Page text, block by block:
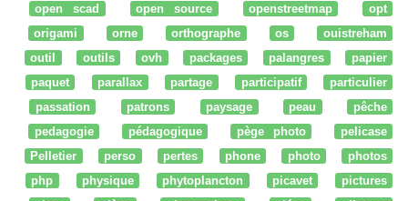
open scad
open source openstreetmap
opt
origami
orne orthographe os
ouistreham
outil
outils ovh packages palangres
papier
paquet
parallax partage participatif
particulier
passation
patrons paysage peau
pêche
pedagogie
pédagogique pège photo
pelicase
Pelletier
perso pertes phone photo
photos
php
physique phytoplancton picavet
pictures